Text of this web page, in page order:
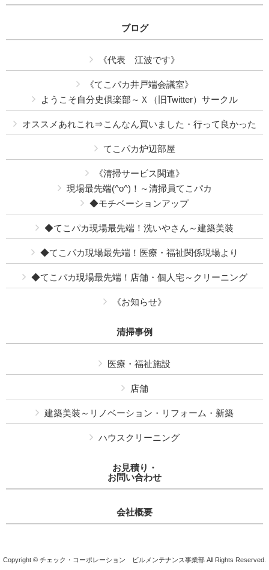
ブログ
《代表 江波です》
《てこパカ井戸端会議室》
ようこそ自分史倶楽部～Ｘ（旧Twitter）サークル
オススメあれこれ⇒こんなん買いました・行って良かった
てこパカ炉辺部屋
《清掃サービス関連》
現場最先端(^o^)！～清掃員てこパカ
◆モチベーションアップ
◆てこパカ現場最先端！洗いやさん～建築美装
◆てこパカ現場最先端！医療・福祉関係現場より
◆てこパカ現場最先端！店舗・個人宅～クリーニング
《お知らせ》
清掃事例
医療・福祉施設
店舗
建築美装～リノベーション・リフォーム・新築
ハウスクリーニング
お見積り・
お問い合わせ
会社概要
Copyright © チェック・コーポレーション ビルメンテナンス事業部 All Rights Reserved.